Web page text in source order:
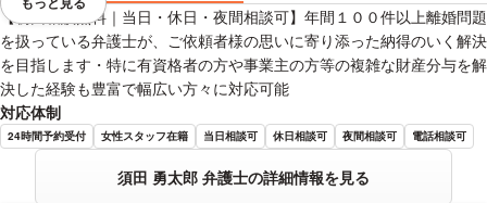
【初回相談無料｜当日・休日・夜間相談可】年間１００件以上離婚問題
を扱っている弁護士が、ご依頼者様の思いに寄り添った納得のいく解決
を目指します・特に有資格者の方や事業主の方等の複雑な財産分与を解
決した経験も豊富で幅広い方々に対応可能
対応体制
24時間予約受付 女性スタッフ在籍 当日相談可 休日相談可 夜間相談可 電話相談可
須田 勇太郎 弁護士の詳細情報を見る
視覚的に省略されている要素を